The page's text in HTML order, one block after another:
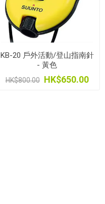
KB-20 戶外活動/登山指南針
- 黃色
HK$800.00 HK$650.00